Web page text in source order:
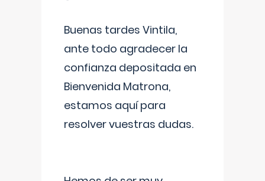
Buenas tardes Vintila,
ante todo agradecer la
confianza depositada en
Bienvenida Matrona,
estamos aquí para
resolver vuestras dudas.